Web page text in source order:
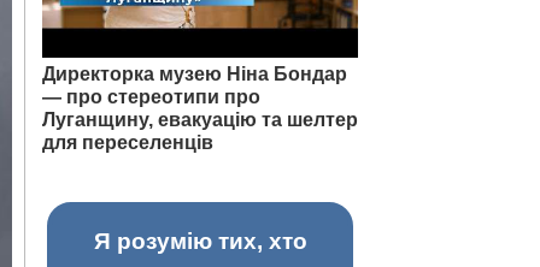
Директорка музею Ніна Бондар
— про стереотипи про
Луганщину, евакуацію та шелтер
для переселенців
Я розумію тих, хто